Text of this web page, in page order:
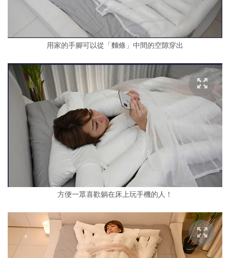
用家的手腳可以從「麵條」中間的空隙穿出
方便一眾喜歡躺在床上玩手機的人！